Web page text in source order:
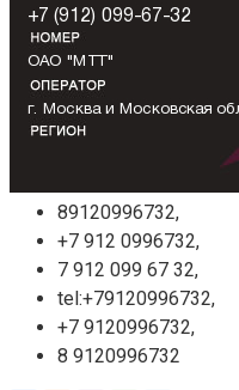
89120996732,
+7 912 0996732,
7 912 099 67 32,
tel:+79120996732,
+7 9120996732,
8 9120996732